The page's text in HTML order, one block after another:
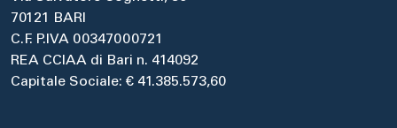
70121 BARI
C.F. P.IVA 00347000721
REA CCIAA di Bari n. 414092
Capitale Sociale: € 41.385.573,60